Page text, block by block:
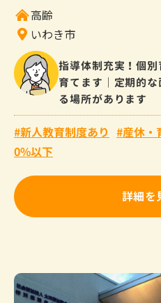
高齢
いわき市
指導体制充実！個
育てます｜定期的
る場所があります
新人教育制度あり 産休・
0%以下
詳細を